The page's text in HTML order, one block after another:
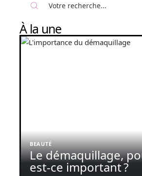
À la une
BEAUTÉ
Le démaquillage,
est-ce important ?